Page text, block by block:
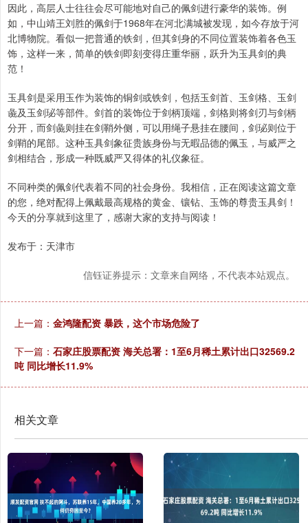
因此，高层人士往往会尽可能地对自己的佩剑进行豪华的装饰。例
如，中山靖王刘胜的佩剑于1968年在河北满城被发现，如今存放于河
北博物院。看似一把普通的铁剑，但其剑身的不同位置装饰着各色玉
饰，这样一来，简单的铁剑即刻变得庄重华丽，跃升为玉具剑的典
范！
玉具剑是采用玉作为装饰的铜剑或铁剑，包括玉剑首、玉剑格、玉剑
彘及玉剑珌等部件。剑首的装饰位于剑柄顶端，剑格则将剑刃与剑柄
分开，而剑彘则挂在剑鞘外侧，可以用绳子悬挂在腰间，剑珌则位于
剑鞘的尾部。这种玉具剑象征贵族身份与无暇品德的佩玉，与威严之
剑相结合，形成一种既威严又得体的礼仪象征。
不同种类的佩剑代表着不同的社会身份。我相信，正在阅读这篇文章
的您，绝对配得上佩戴最高规格的黄金、镶钻、玉饰的尊贵玉具剑！
今天的分享就到这里了，感谢大家的支持与阅读！
发布于：天津市
信钰证券提示：文章来自网络，不代表本站观点。
上一篇： 金鸿隆配资 暴跌，这个市场危险了
下一篇： 石家庄股票配资 海关总署：1至6月稀土累计出口32569.2
吨 同比增长11.9%
相关文章